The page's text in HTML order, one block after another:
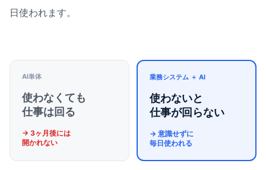
日使われます。
AI単体
使わなくても
仕事は回る
→ 3ヶ月後には
開かれない
業務システム ＋ AI
使わないと
仕事が回らない
→ 意識せずに
毎日使われる